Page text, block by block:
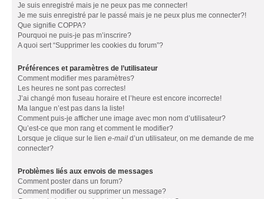
Je suis enregistré mais je ne peux pas me connecter!
Je me suis enregistré par le passé mais je ne peux plus me connecter?!
Que signifie COPPA?
Pourquoi ne puis-je pas m’inscrire?
A quoi sert “Supprimer les cookies du forum”?
Préférences et paramètres de l’utilisateur
Comment modifier mes paramètres?
Les heures ne sont pas correctes!
J’ai changé mon fuseau horaire et l’heure est encore incorrecte!
Ma langue n’est pas dans la liste!
Comment puis-je afficher une image avec mon nom d’utilisateur?
Qu’est-ce que mon rang et comment le modifier?
Lorsque je clique sur le lien e-mail d’un utilisateur, on me demande de me
connecter?
Problèmes liés aux envois de messages
Comment poster dans un forum?
Comment modifier ou supprimer un message?